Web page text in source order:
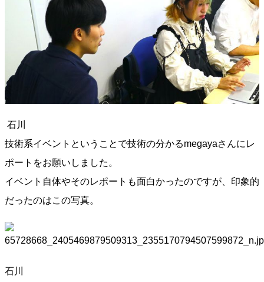
石川
技術系イベントということで技術の分かるmegayaさんにレ
ポートをお願いしました。
イベント自体やそのレポートも面白かったのですが、印象的
だったのはこの写真。
石川